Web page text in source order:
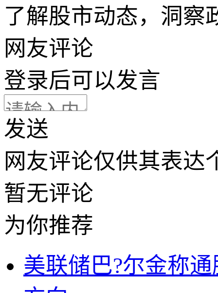
了解股市动态，洞察
网友评论
登录后可以发言
发送
网友评论仅供其表达
暂无评论
为你推荐
美联储巴?尔金称